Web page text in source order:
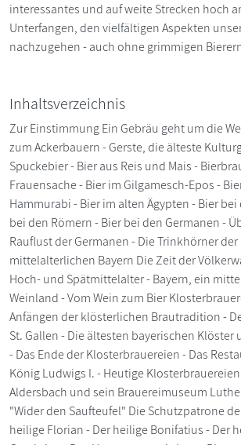
interessantes und auf weite Strecken hoch
Unterfangen, den vielfältigen Aspekten
nachzugehen - auch ohne grimmigen
Inhaltsverzeichnis
Zur Einstimmung Ein Gebräu geht um die
zum Ackerbauern - Gerste, die älteste
Spuckebier - Bier aus Reis und Mais -
Frauensache - Bier im Gilgamesch-Epos -
Hammurabi - Bier im alten Ägypten - Bier
bei den Römern - Bier bei den Germanen -
Rauflust der Germanen - Die Trinkhörner
mittelalterlichen Bayern Die Zeit der
Hoch- und Spätmittelalter - Bayern, ein
Weinland - Vom Wein zum Bier
Anfängen der klösterlichen Brautradition -
St. Gallen - Die ältesten bayerischen Klöster
- Das Ende der Klosterbrauereien - Das
König Ludwigs I. - Heutige
Aldersbach und sein Brauereimuseum
"Wider den Saufteufel" Die Schutzpatrone
heilige Florian - Der heilige Bonifatius - Der